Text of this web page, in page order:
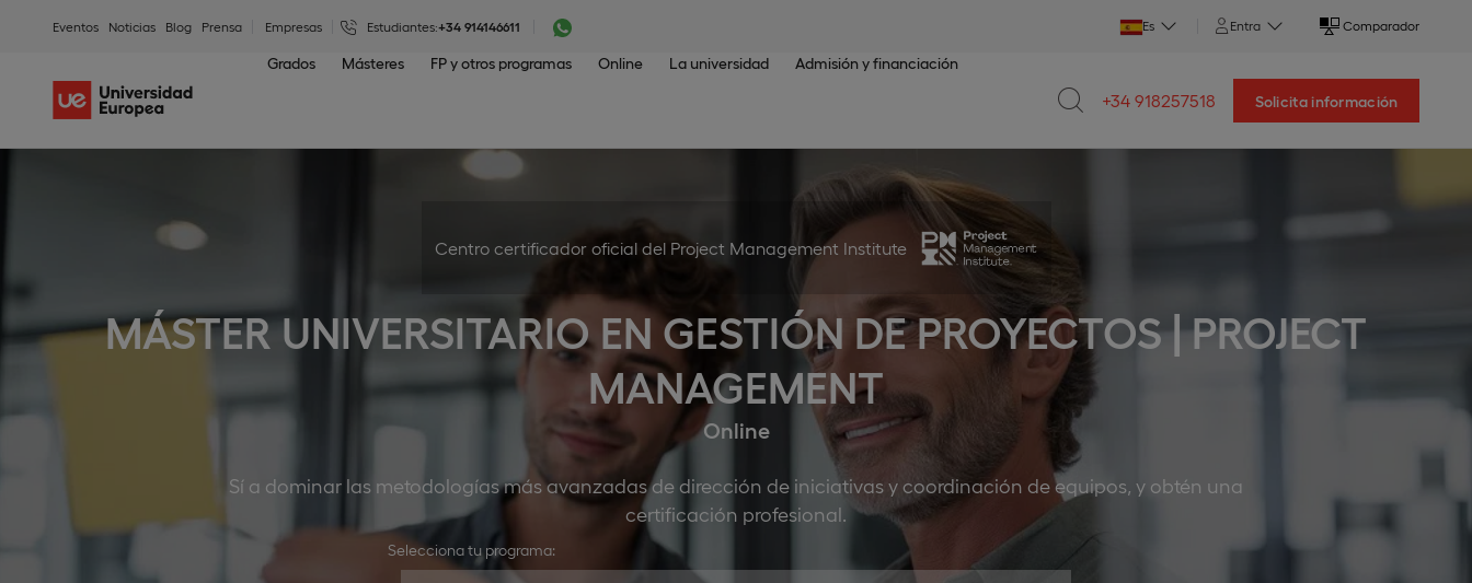
Eventos Noticias Blog Prensa Empresas Estudiantes:+34 914146611 Es Entra Comparador
Grados Másteres FP y otros programas Online La universidad Admisión y financiación
+34 918257518 Solicita información
Centro certificador oficial del Project Management Institute
MÁSTER UNIVERSITARIO EN GESTIÓN DE PROYECTOS | PROJECT
MANAGEMENT
Online
Sí a dominar las metodologías más avanzadas de dirección de iniciativas y coordinación de equipos, y obtén una
certificación profesional.
Selecciona tu programa: